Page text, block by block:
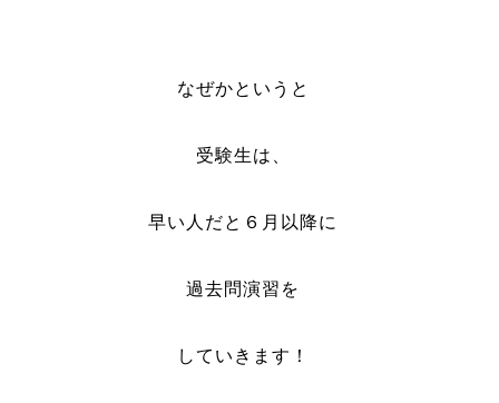
なぜかというと
受験生は、
早い人だと６月以降に
過去問演習を
していきます！